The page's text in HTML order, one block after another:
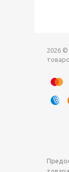
2026 ©